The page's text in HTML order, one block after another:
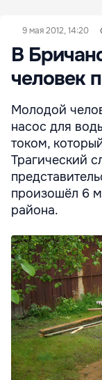
9 мая 2012, 14:20
В
человек
Молодой
насос для
током,
Трагический
произошёл 6
района.